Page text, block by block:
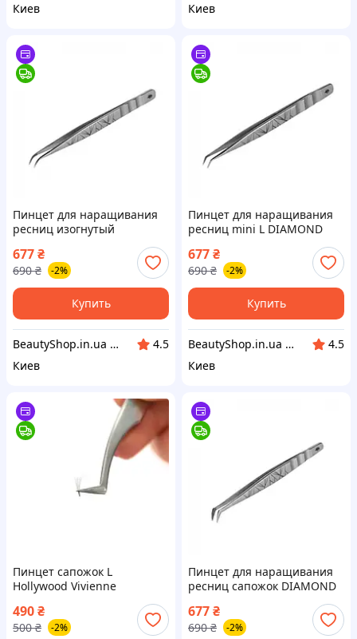
Киев
Киев
Пинцет для наращивания
ресниц изогнутый
677₴
690 ₴ -2%
Купить
BeautyShop.in.ua - Интернет-магазин по продаже материалов красоты, Телеграм @Beautyshopinua
4.5
Киев
Пинцет для наращивания
ресниц mini L DIAMOND
677₴
690 ₴ -2%
Купить
BeautyShop.in.ua - Интернет-магазин по продаже материалов красоты, Телеграм @Beautyshopinua
4.5
Киев
Пинцет сапожок L
Hollywood Vivienne
490₴
500 ₴ -2%
Пинцет для наращивания
ресниц сапожок DIAMOND
677₴
690 ₴ -2%